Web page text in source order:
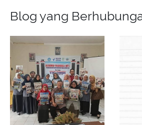
Blog yang